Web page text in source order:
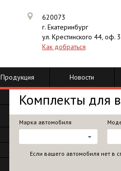
620073
г. Екатеринбург
ул. Крестинского 44, оф.
Как добраться
Продукция Новости
Комплекты для
Марка автомобиля
Если вашего автомобиля нет в